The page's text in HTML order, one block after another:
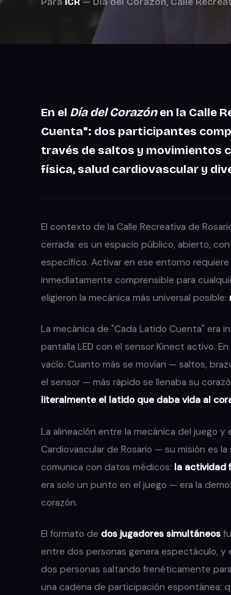
En el Día del Corazónen la Calle
Cuenta": dos participantes
través de saltos y movimientos
física, salud cardiovascular y
El contexto de la Calle Recreativa de
cerrada: es un espacio público, abierto,
específico. Activar en ese entorno
inmediatamente comprensible para
eligieron la mecánica más universal posible:
La mecánica de "Cada Latido Cuenta" era
pantalla LED con el sensor Kinect activo.
vacío. Cuanto más se movían — saltos,
el sensor — más rápido se llenaba su
literalmente el latido que daba vida al
La alineación entre la mecánica del juego
Cardiovascular de Rosario — su misión es
comunica con datos médicos: la actividad
era solo un punto en el juego — era la
corazón.
El formato de dos jugadores simultáneos
entre dos personas genera espectáculo, y
dos personas saltando frenéticamente
una cadena de participación espontánea: